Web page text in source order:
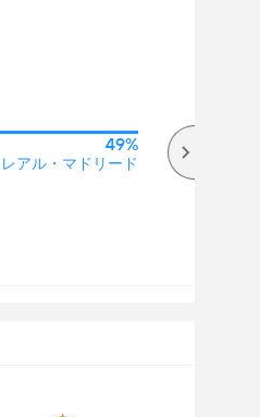
49%
レアル・マドリード